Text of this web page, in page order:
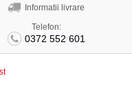
Informatii livrare
Telefon:
0372 552 601